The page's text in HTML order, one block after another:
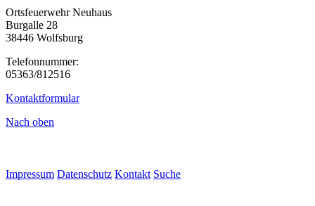
Ortsfeuerwehr Neuhaus
Burgalle 28
38446 Wolfsburg
Telefonnummer:
05363/812516
Kontaktformular
Nach oben
Impressum Datenschutz Kontakt Suche